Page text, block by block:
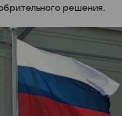
решения.